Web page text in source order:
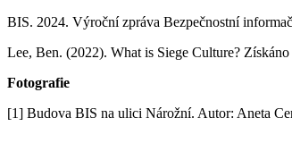
BIS. 2024. Výroční zpráva Bezpečnostní
Lee, Ben. (2022). What is Siege Culture? Získáno
Fotografie
[1] Budova BIS na ulici Nárožní. Autor: Aneta